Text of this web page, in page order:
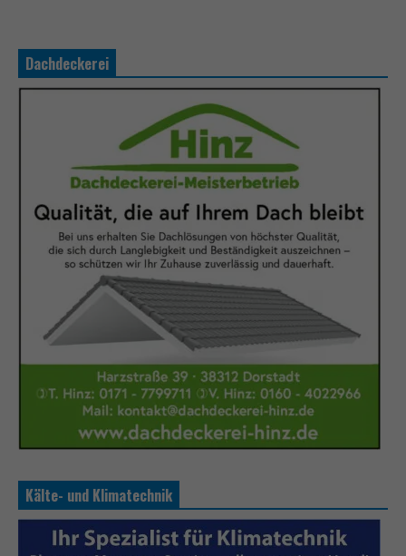
Dachdeckerei
Kälte- und Klimatechnik